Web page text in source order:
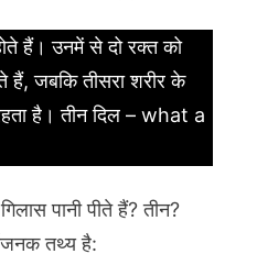
हैं। उनमें से दो रक्त को
जबकि तीसरा शरीर के
है। तीन दिल – what a
पानी पीते हैं? तीन?
तथ्य है: